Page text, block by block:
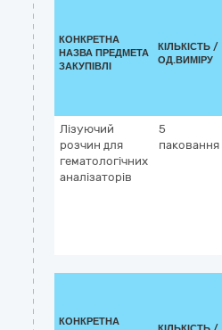
КОНКРЕТНА
НАЗВА ПРЕДМЕТА
ЗАКУПІВЛІ
КІЛЬКІСТЬ /
ОД.ВИМІРУ
Лізуючий
розчин для
гематологічних
аналізаторів
5
паковання
КОНКРЕТНА